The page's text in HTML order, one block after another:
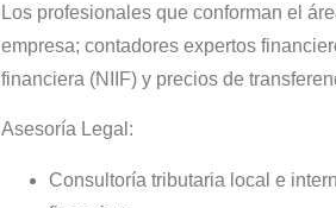
Los profesionales que conforman el
empresa; contadores expertos
financiera (NIIF) y precios de
Asesoría Legal:
Consultoría tributaria local e